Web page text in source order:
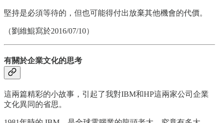
堅持是必須等待的，但也可能得付出放棄其他機會的代價。
（劉維鯤寫於2016/07/10）
有關於企業文化的思考
這兩篇精彩的小故事，引起了我對IBM和HP這兩家公司企業
文化異同的省思。